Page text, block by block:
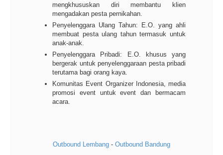
mengkhususkan diri membantu klien
mengadakan pesta pernikahan.
Penyelenggara Ulang Tahun: E.O. yang ahli
membuat pesta ulang tahun termasuk untuk
anak-anak.
Penyelenggara Pribadi: E.O. khusus yang
bergerak untuk penyelenggaraan pesta pribadi
terutama bagi orang kaya.
Komunitas Event Organizer Indonesia, media
promosi event untuk event dan bermacam
acara.
Outbound Lembang - Outbound Bandung